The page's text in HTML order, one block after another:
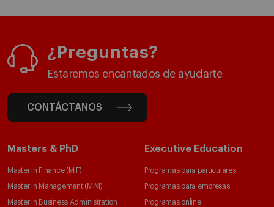
¿Preguntas?
Estaremos encantados de ayudarte
CONTÁCTANOS
Masters & PhD
Master in Finance (MiF)
Master in Management (MiM)
Master in Business Administration
Executive Education
Programas para particulares
Programas para empresas
Programas online